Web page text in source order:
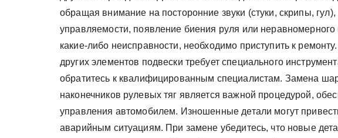
обращая внимание на посторонние звуки (стуки, скрипы,
управляемости, появление биения руля или
какие-либо неисправности, необходимо приступить к
других элементов подвески требует специального
обратитесь к квалифицированным специалистам. Замена
наконечников рулевых тяг является важной процедурой,
управления автомобилем. Изношенные детали могут
аварийным ситуациям. При замене убедитесь, что новые